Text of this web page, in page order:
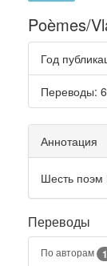
Poèmes/
Год
Переводы: 6
Аннотация
Шесть поэм
Переводы
По авторам 1